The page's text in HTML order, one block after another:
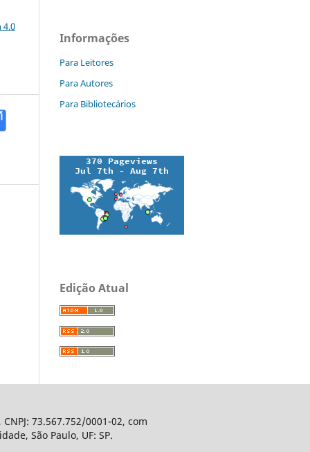
4.0
Informações
Para Leitores
Para Autores
Para Bibliotecários
Edição Atual
73.567.752/0001-02, com
São Paulo, UF: SP.